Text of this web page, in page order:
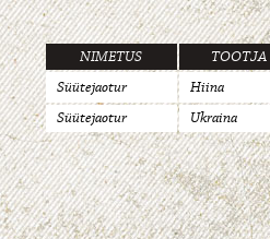
NIMETUS
TOOTJA
Süütejaotur
Hiina
Süütejaotur
Ukraina